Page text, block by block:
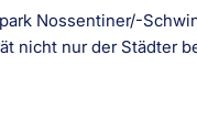
Nossentiner/-
nicht nur der Städter